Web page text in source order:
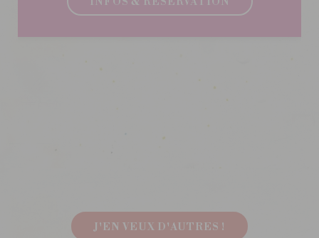
J'EN VEUX D'AUTRES !